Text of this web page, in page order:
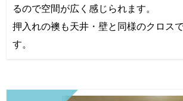
るので空間が広く感じられます。
押入れの襖も天井・壁と同様のクロス
す。